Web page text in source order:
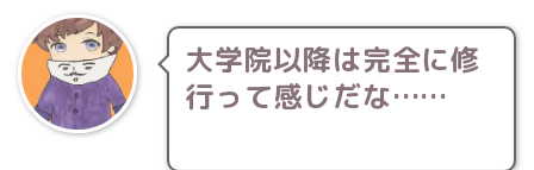
大学院以降は完全に修
行って感じだな……